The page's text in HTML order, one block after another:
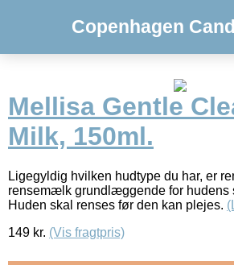
Copenhagen
Mellisa Gentle
Milk, 150ml.
Ligegyldig hvilken hudtype du har, er
rensemælk grundlæggende for hudens
Huden skal renses før den kan plejes.
149 kr. (Vis fragtpris)